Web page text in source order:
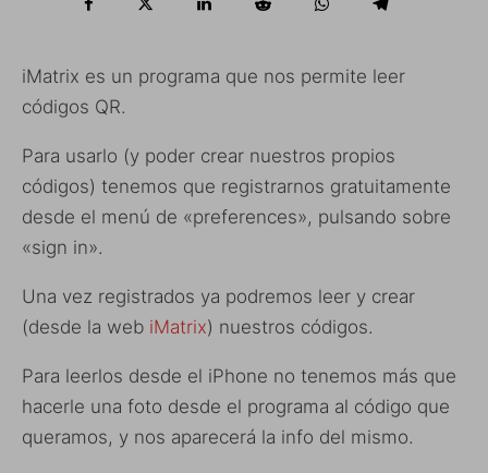
iMatrix es un programa que nos permite leer
códigos QR.
Para usarlo (y poder crear nuestros propios
códigos) tenemos que registrarnos gratuitamente
desde el menú de «preferences», pulsando sobre
«sign in».
Una vez registrados ya podremos leer y crear
(desde la web iMatrix) nuestros códigos.
Para leerlos desde el iPhone no tenemos más que
hacerle una foto desde el programa al código que
queramos, y nos aparecerá la info del mismo.